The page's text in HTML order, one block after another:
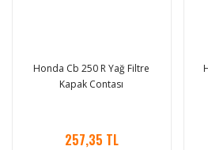
Honda Cb 250 R Yağ Filtre
Kapak Contası
257,35 TL